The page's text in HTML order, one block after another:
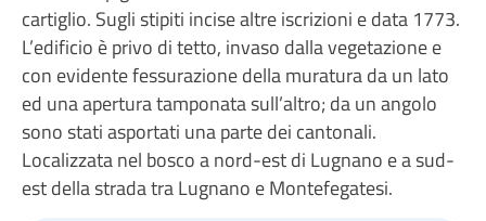
cartiglio. Sugli stipiti incise altre iscrizioni e data 1773.
L’edificio è privo di tetto, invaso dalla vegetazione e
con evidente fessurazione della muratura da un lato
ed una apertura tamponata sull’altro; da un angolo
sono stati asportati una parte dei cantonali.
Localizzata nel bosco a nord-est di Lugnano e a sud-
est della strada tra Lugnano e Montefegatesi.